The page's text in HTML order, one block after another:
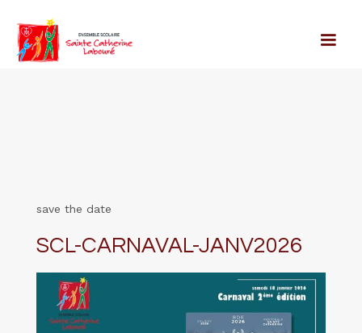
save the date
SCL-CARNAVAL-JANV2026